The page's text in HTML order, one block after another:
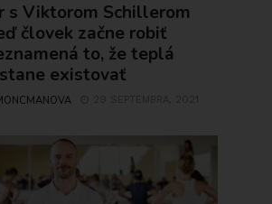
s Viktorom Schillerom
človek začne robiť
to, že teplá
existovať